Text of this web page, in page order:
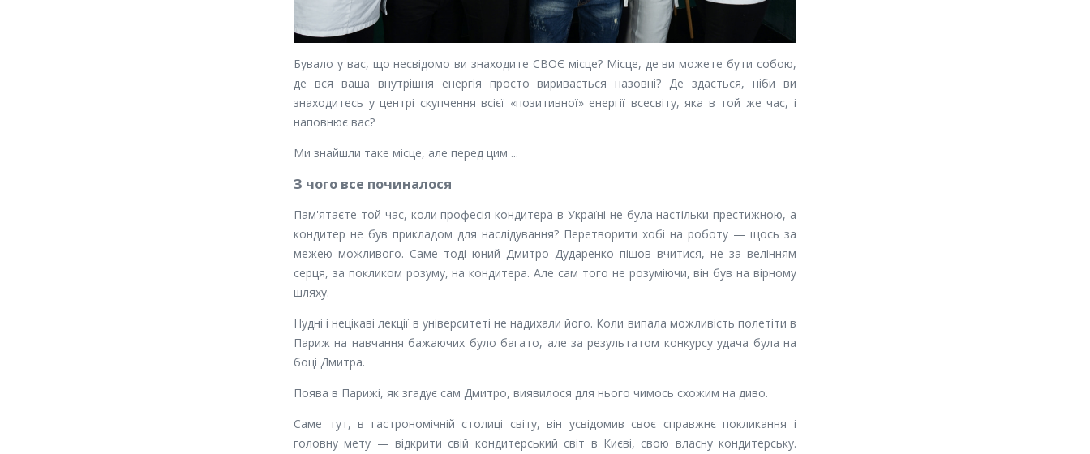
Бувало у вас, що несвідомо ви знаходите СВОЄ місце? Місце, де ви можете бути собою,
де вся ваша внутрішня енергія просто виривається назовні? Де здається, ніби ви
знаходитесь у центрі скупчення всієї «позитивної» енергії всесвіту, яка в той же час, і
наповнює вас?
Ми знайшли таке місце, але перед цим ...
З чого все починалося
Пам'ятаєте той час, коли професія кондитера в Україні не була настільки престижною, а
кондитер не був прикладом для наслідування? Перетворити хобі на роботу — щось за
межею можливого. Саме тоді юний Дмитро Дударенко пішов вчитися, не за велінням
серця, за покликом розуму, на кондитера. Але сам того не розуміючи, він був на вірному
шляху.
Нудні і нецікаві лекції в університеті не надихали його. Коли випала можливість полетіти в
Париж на навчання бажаючих було багато, але за результатом конкурсу удача була на
боці Дмитра.
Поява в Парижі, як згадує сам Дмитро, виявилося для нього чимось схожим на диво.
Саме тут, в гастрономічній столиці світу, він усвідомив своє справжнє покликання і
головну мету — відкрити свій кондитерський світ в Києві, свою власну кондитерську.